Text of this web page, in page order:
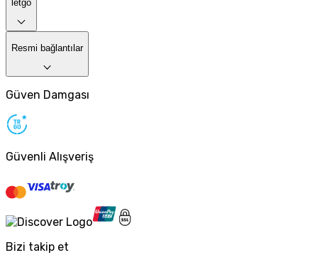
letgo
Resmi bağlantılar
Güven Damgası
Güvenli Alışveriş
Bizi takip et